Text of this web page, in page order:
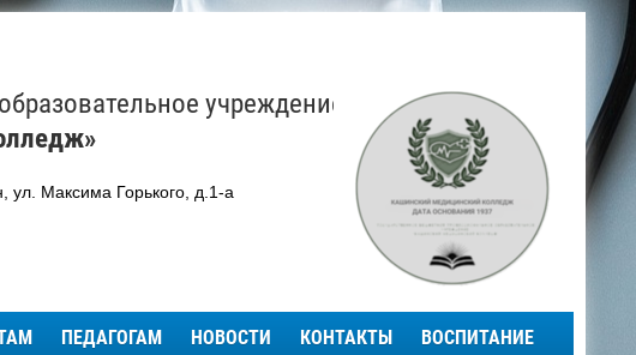
учреждение
ул. Максима Горького, д.1-а
ПЕДАГОГАМ НОВОСТИ КОНТАКТЫ ВОСПИТАНИЕ